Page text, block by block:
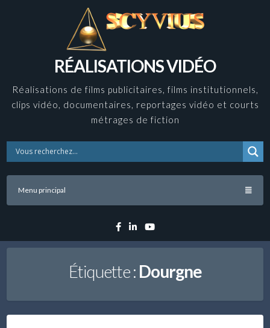
RÉALISATIONS VIDÉO
Réalisations de films publicitaires, films institutionnels,
clips vidéo, documentaires, reportages vidéo et courts
métrages de fiction
Menu principal
Facebook
LinkedinYouTube
Étiquette : Dourgne